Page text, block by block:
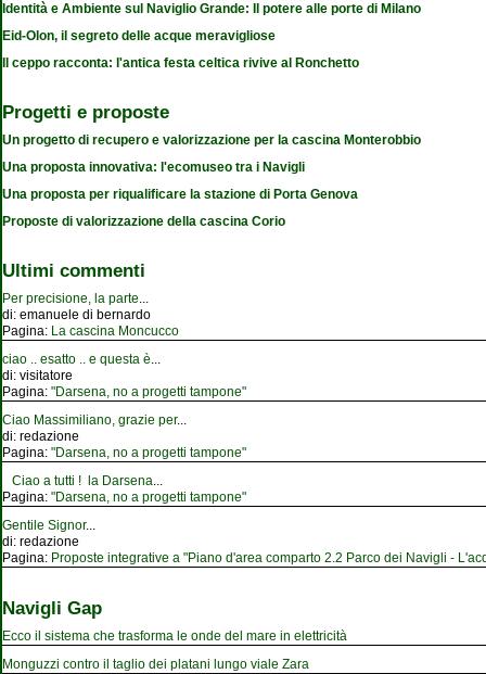
Identità e Ambiente sul Naviglio Grande: Il potere alle porte di Milano
Eid-Olon, il segreto delle acque meravigliose
Il ceppo racconta: l'antica festa celtica rivive al Ronchetto
Progetti e proposte
Un progetto di recupero e valorizzazione per la cascina Monterobbio
Una proposta innovativa: l'ecomuseo tra i Navigli
Una proposta per riqualificare la stazione di Porta Genova
Proposte di valorizzazione della cascina Corio
Ultimi commenti
Per precisione, la parte...
di: emanuele di bernardo
Pagina: La cascina Moncucco
ciao .. esatto .. e questa è...
di: visitatore
Pagina: "Darsena, no a progetti tampone"
Ciao Massimiliano, grazie per...
di: redazione
Pagina: "Darsena, no a progetti tampone"
Ciao a tutti ! la Darsena...
Pagina: "Darsena, no a progetti tampone"
Gentile Signor...
di: redazione
Pagina: Proposte integrative a "Piano d'area comparto 2.2 Parco dei Navigli -
Navigli Gap
Ecco il sistema che trasforma le onde del mare in elettricità
Monguzzi contro il taglio dei platani lungo viale Zara